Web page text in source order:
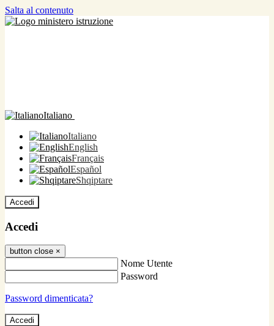
Salta al contenuto
Italiano
Italiano
English
Français
Español
Shqiptare
Accedi
Accedi
button close ×
Nome Utente
Password
Password dimenticata?